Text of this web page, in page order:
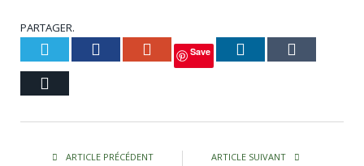
PARTAGER.
Twitter Facebook Google+
Save LinkedIn
ARTICLE PRÉCÉDENT ARTICLE SUIVANT